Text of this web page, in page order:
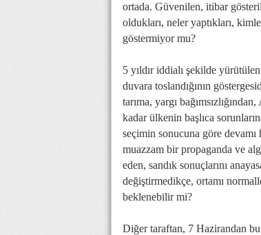
ortada. Güvenilen, itibar
oldukları, neler yaptıkları,
göstermiyor mu?
5 yıldır iddialı şekilde
duvara toslandığının
tarıma, yargı
kadar ülkenin başlıca
seçimin sonucuna göre devamı
muazzam bir propaganda ve
eden, sandık sonuçlarını
değiştirmedikçe, ortamı
beklenebilir mi?
Diğer taraftan, 7 Hazirandan bu